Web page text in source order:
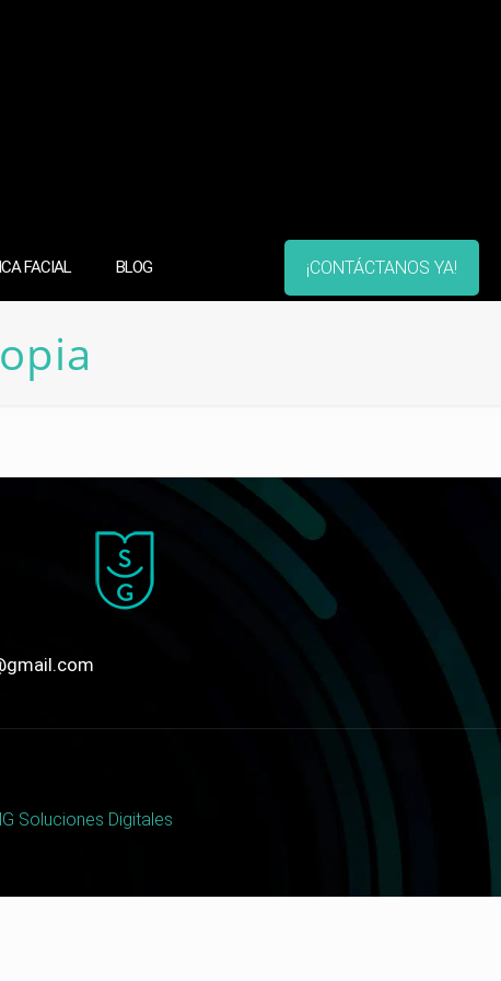
FACIAL BLOG ¡CONTÁCTANOS YA!
Soluciones Digitales